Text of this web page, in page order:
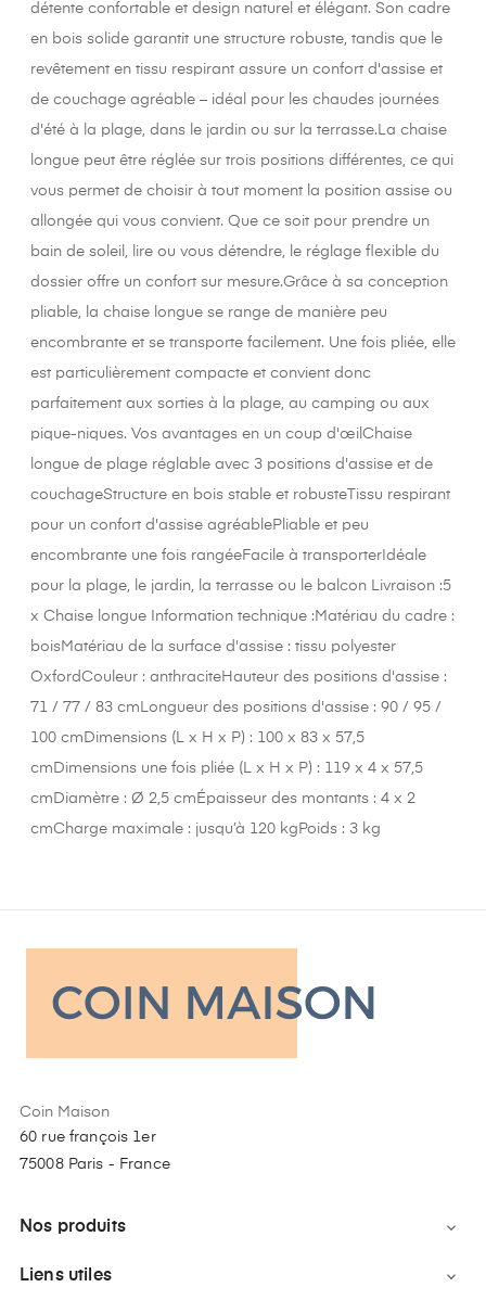
détente confortable et design naturel et élégant. Son cadre
en bois solide garantit une structure robuste, tandis que le
revêtement en tissu respirant assure un confort d'assise et
de couchage agréable – idéal pour les chaudes journées
d'été à la plage, dans le jardin ou sur la terrasse.La chaise
longue peut être réglée sur trois positions différentes, ce qui
vous permet de choisir à tout moment la position assise ou
allongée qui vous convient. Que ce soit pour prendre un
bain de soleil, lire ou vous détendre, le réglage flexible du
dossier offre un confort sur mesure.Grâce à sa conception
pliable, la chaise longue se range de manière peu
encombrante et se transporte facilement. Une fois pliée, elle
est particulièrement compacte et convient donc
parfaitement aux sorties à la plage, au camping ou aux
pique-niques. Vos avantages en un coup d'œilChaise
longue de plage réglable avec 3 positions d'assise et de
couchageStructure en bois stable et robusteTissu respirant
pour un confort d'assise agréablePliable et peu
encombrante une fois rangéeFacile à transporterIdéale
pour la plage, le jardin, la terrasse ou le balcon Livraison :5
x Chaise longue Information technique :Matériau du cadre :
boisMatériau de la surface d'assise : tissu polyester
OxfordCouleur : anthraciteHauteur des positions d'assise :
71 / 77 / 83 cmLongueur des positions d'assise : 90 / 95 /
100 cmDimensions (L x H x P) : 100 x 83 x 57,5
cmDimensions une fois pliée (L x H x P) : 119 x 4 x 57,5
cmDiamètre : Ø 2,5 cmÉpaisseur des montants : 4 x 2
cmCharge maximale : jusqu’à 120 kgPoids : 3 kg
Coin Maison
60 rue françois 1er
75008 Paris - France
Nos produits 
Liens utiles 